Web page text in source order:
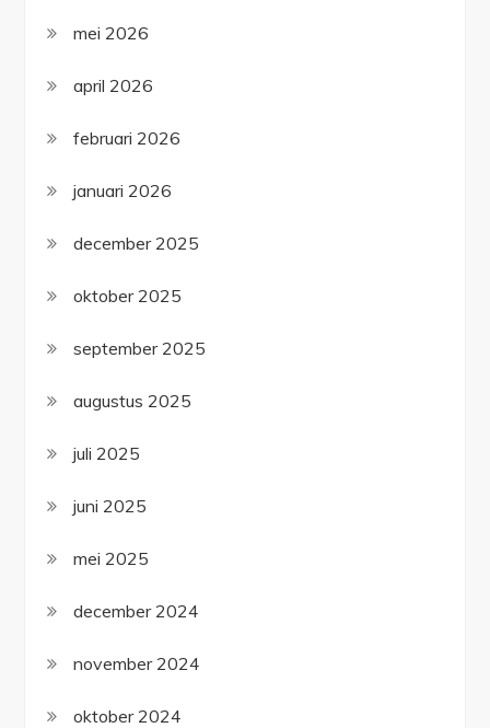
mei 2026
april 2026
februari 2026
januari 2026
december 2025
oktober 2025
september 2025
augustus 2025
juli 2025
juni 2025
mei 2025
december 2024
november 2024
oktober 2024